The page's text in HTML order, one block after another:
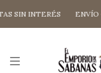
SIN INTERÉS ENVÍO